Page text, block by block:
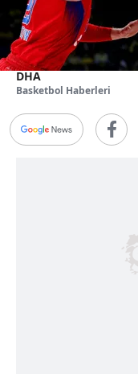
DHA
Basketbol Haberleri